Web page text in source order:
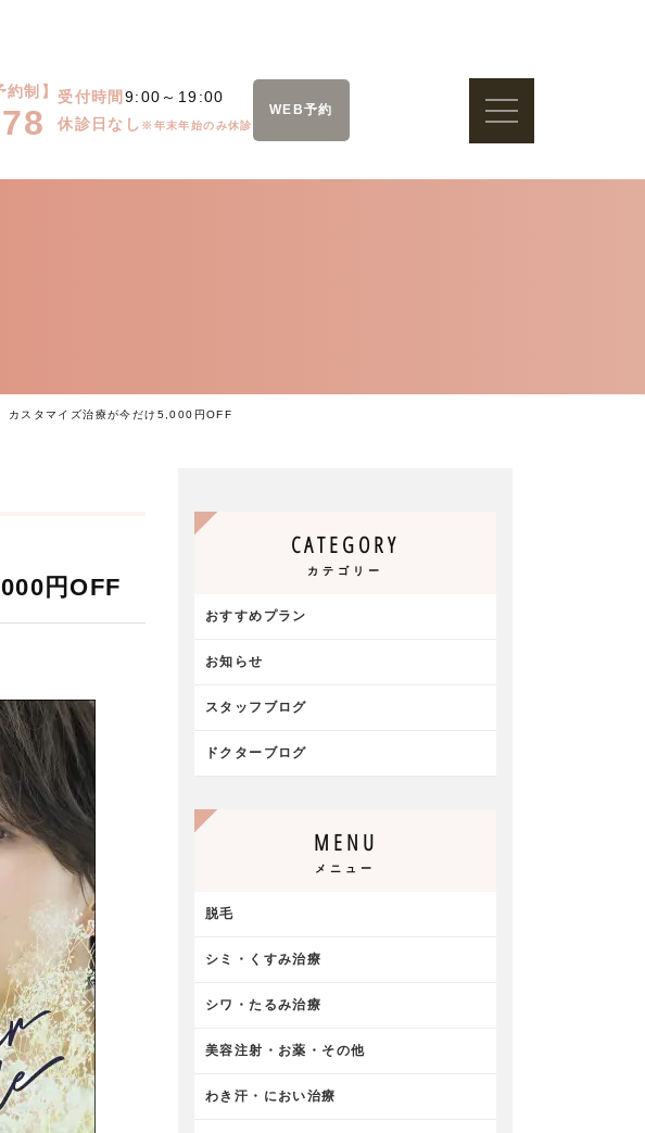
制】 受付時間 9:00～19:00
休診日なし ※年末年始のみ休診
WEB予約
カスタマイズ治療が今だけ5,000円OFF
円OFF
CATEGORY
カテゴリー
おすすめプラン
お知らせ
スタッフブログ
ドクターブログ
MENU
メニュー
脱毛
シミ・くすみ治療
シワ・たるみ治療
美容注射・お薬・その他
わき汗・におい治療